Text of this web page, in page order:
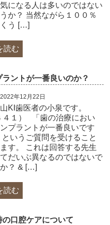
になる人は多いのではない
か？ 当然ながら１００％
う […]
読む
ントが一番良いのか？
年12月22日
KI歯医者の小泉です。
４１）​ 「歯の治療におい
プラントが一番良いです
というご質問を受けること
す。 これは回答する先生
だいぶ異なるのではないで
？ & […]
読む
口腔ケアについて